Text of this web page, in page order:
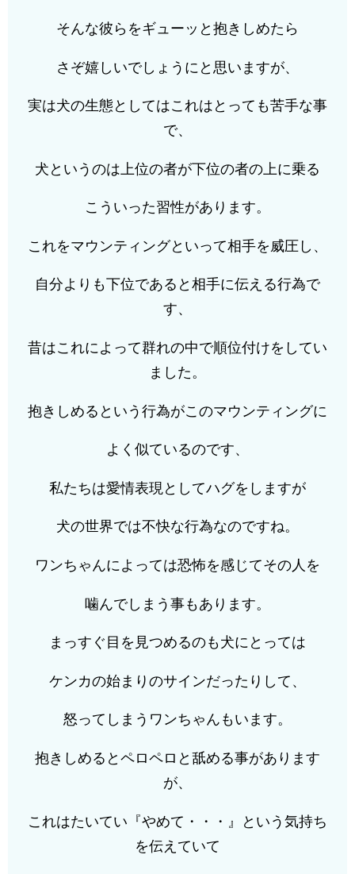
そんな彼らをギューッと抱きしめたら
さぞ嬉しいでしょうにと思いますが、
実は犬の生態としてはこれはとっても苦手な事
で、
犬というのは上位の者が下位の者の上に乗る
こういった習性があります。
これをマウンティングといって相手を威圧し、
自分よりも下位であると相手に伝える行為で
す、
昔はこれによって群れの中で順位付けをしてい
ました。
抱きしめるという行為がこのマウンティングに
よく似ているのです、
私たちは愛情表現としてハグをしますが
犬の世界では不快な行為なのですね。
ワンちゃんによっては恐怖を感じてその人を
噛んでしまう事もあります。
まっすぐ目を見つめるのも犬にとっては
ケンカの始まりのサインだったりして、
怒ってしまうワンちゃんもいます。
抱きしめるとペロペロと舐める事があります
が、
これはたいてい『やめて・・・』という気持ち
を伝えていて